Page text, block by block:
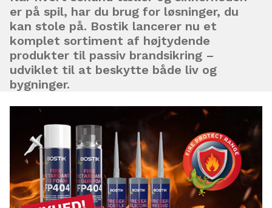
er på spil, har du brug for løsninger, du
kan stole på. Bostik lancerer nu et
komplet sortiment af højtydende
produkter til passiv brandsikring –
udviklet til at beskytte både liv og
bygninger.